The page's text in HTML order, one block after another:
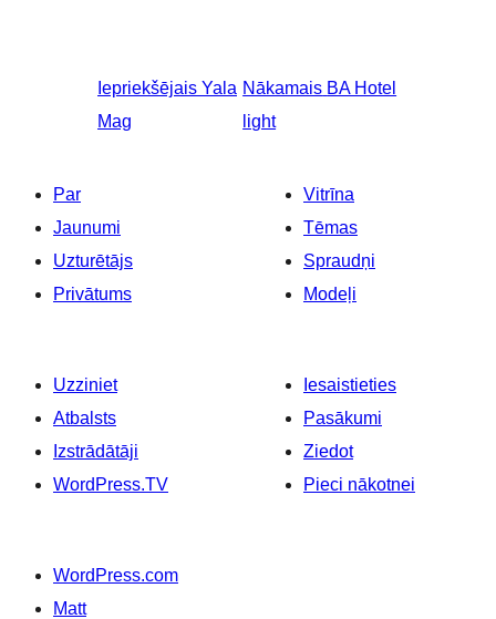
Iepriekšējais Yala
Mag
Nākamais BA Hotel
light
Par
Jaunumi
Uzturētājs
Privātums
Vitrīna
Tēmas
Spraudņi
Modeļi
Uzziniet
Atbalsts
Izstrādātāji
WordPress.TV
Iesaistieties
Pasākumi
Ziedot
Pieci nākotnei
WordPress.com
Matt